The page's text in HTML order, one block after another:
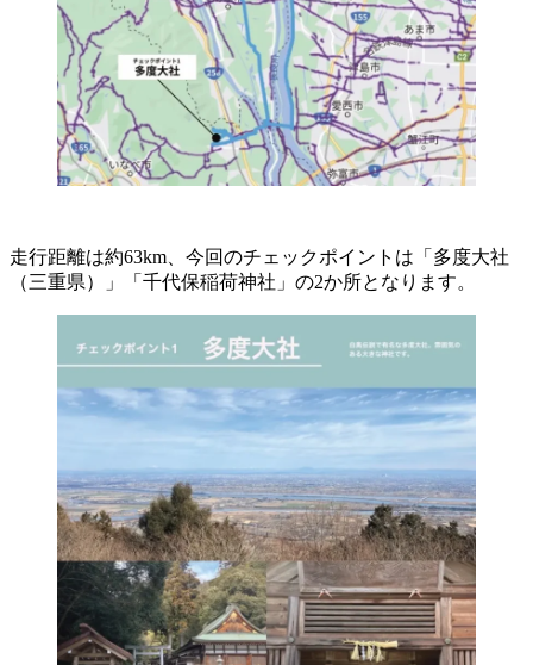
走行距離は約63km、今回のチェックポイントは「多度大社
（三重県）」「千代保稲荷神社」の2か所となります。